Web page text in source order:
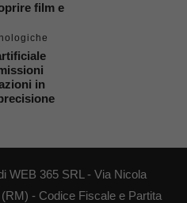
film e
in
WEB 365 SRL - Via Nicola
- Codice Fiscale e Partita